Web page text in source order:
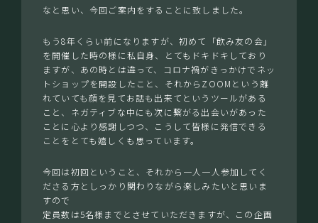
なと思い、今回ご案内をすることに致しました。
もう8年くらい前になりますが、初めて「飲み友の会」
を開催した時の様に私自身、とてもドキドキしており
ますが、あの時とは違って、コロナ禍がきっかけでネッ
トショップを開設したこと、それからZOOMという離
れていても顔を見てお話も出来てというツールがある
こと、ネガティブな中にも次に繋がる出会いがあった
ことに心より感謝しつつ、こうして皆様に発信できる
ことをとても嬉しくも思っています。
今回は初回ということ、それから一人一人参加してく
ださる方としっかり関わりながら楽しみたいと思いま
すので
定員数は5名様までとさせていただきますが、この企画